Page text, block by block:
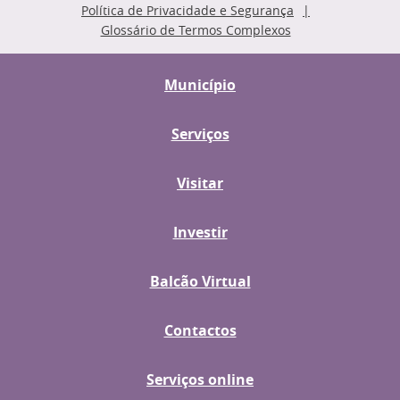
Política de Privacidade e Segurança
Glossário de Termos Complexos
Município
Serviços
Visitar
Investir
Balcão Virtual
Contactos
Serviços online